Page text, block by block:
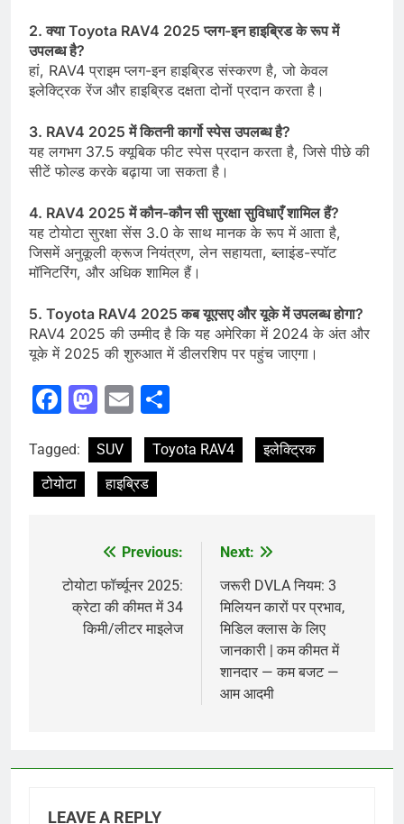
2. क्या Toyota RAV4 2025 प्लग-इन हाइब्रिड के रूप में
उपलब्ध है?
हां, RAV4 प्राइम प्लग-इन हाइब्रिड संस्करण है, जो केवल
इलेक्ट्रिक रेंज और हाइब्रिड दक्षता दोनों प्रदान करता है।
3. RAV4 2025 में कितनी कार्गो स्पेस उपलब्ध है?
यह लगभग 37.5 क्यूबिक फीट स्पेस प्रदान करता है, जिसे पीछे की
सीटें फोल्ड करके बढ़ाया जा सकता है।
4. RAV4 2025 में कौन-कौन सी सुरक्षा सुविधाएँ शामिल हैं?
यह टोयोटा सुरक्षा सेंस 3.0 के साथ मानक के रूप में आता है,
जिसमें अनुकूली क्रूज नियंत्रण, लेन सहायता, ब्लाइंड-स्पॉट
मॉनिटरिंग, और अधिक शामिल हैं।
5. Toyota RAV4 2025 कब यूएसए और यूके में उपलब्ध होगा?
RAV4 2025 की उम्मीद है कि यह अमेरिका में 2024 के अंत और
यूके में 2025 की शुरुआत में डीलरशिप पर पहुंच जाएगा।
Facebook
Mastodon
Email
Tagged: SUV Toyota RAV4
इलेक्ट्रिक
टोयोटा
हाइब्रिड
navigation
Previous:
टोयोटा फॉर्च्यूनर 2025:
क्रेटा की कीमत में 34
किमी/लीटर माइलेज
Next:
जरूरी DVLA नियम: 3
मिलियन कारों पर प्रभाव,
मिडिल क्लास के लिए
जानकारी | कम कीमत में
शानदार — कम बजट —
आम आदमी
LEAVE A REPLY